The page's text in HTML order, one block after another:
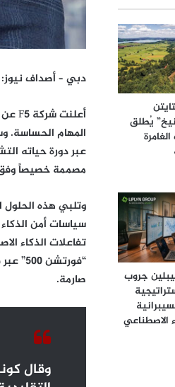
دبي – أصداف نيوز:
عبر دورة حياته
مصممة خصيصاً
وتلبي هذه الحلول
صارمة.
يُطلق
جروب
الاصطناعي